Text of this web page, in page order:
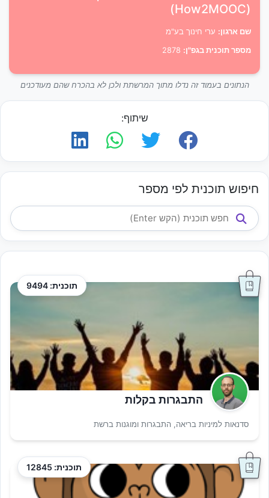
(How2MOOC)
שם ארגון: ערי חינוך בע"מ
מספר תוכנית בגפ"ן:
הנתונים בעמוד זה נדלו מתוך המרשתת ולכן לא בהכרח שהם מעודכנים
שיתוף:
חיפוש תוכנית לפי מספר
תוכנית: 9494
התבגרות בקלות
סדנאות למיניות בריאה, התבגרות ומוגנות ברשת
תוכנית: 12845